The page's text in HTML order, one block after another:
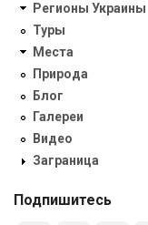
Регионы Украины
Туры
Места
Природа
Блог
Галереи
Видео
Заграница
Подпишитесь